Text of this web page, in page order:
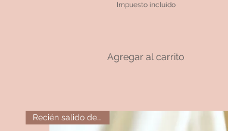
Impuesto incluido
Agregar al carrito
Recién salido del horno